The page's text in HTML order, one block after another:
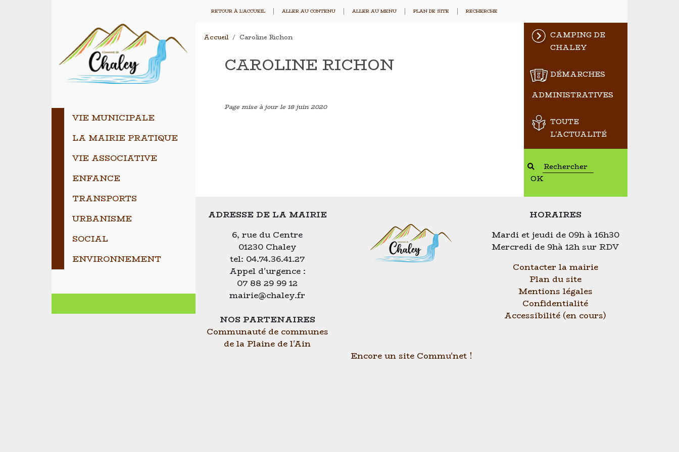
RETOUR À L'ACCUEIL ALLER AU CONTENU ALLER AU MENU PLAN DE SITE RECHERCHE
VIE MUNICIPALE
LA MAIRIE PRATIQUE
VIE ASSOCIATIVE
ENFANCE
TRANSPORTS
URBANISME
SOCIAL
ENVIRONNEMENT
Accueil Caroline Richon
CAROLINE RICHON
Page mise à jour le 18 juin 2020
CAMPING DE
CHALEY
DÉMARCHES
ADMINISTRATIVES
TOUTE
L'ACTUALITÉ
OK
ADRESSE DE LA MAIRIE
6, rue du Centre
01230 Chaley
tel: 04.74.36.41.27
Appel d'urgence :
07 88 29 99 12
mairie@chaley.fr
NOS PARTENAIRES
Communauté de communes
de la Plaine de l'Ain
HORAIRES
Mardi et jeudi de 09h à 16h30
Mercredi de 9hà 12h sur RDV
Contacter la mairie
Plan du site
Mentions légales
Confidentialité
Accessibilité (en cours)
Encore un site Commu'net !